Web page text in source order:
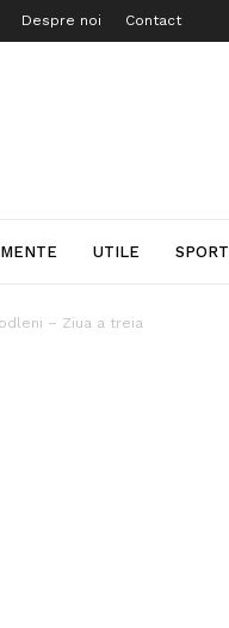
Despre noi Contact
UTILE SPORT
– Ziua a treia